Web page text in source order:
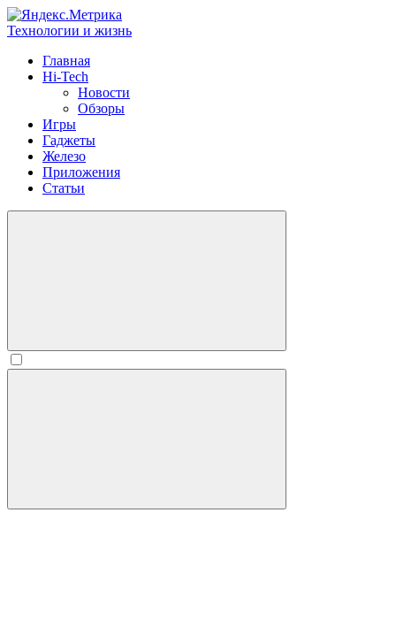
Технологии и жизнь
Главная
Hi-Tech
Новости
Обзоры
Игры
Гаджеты
Железо
Приложения
Статьи